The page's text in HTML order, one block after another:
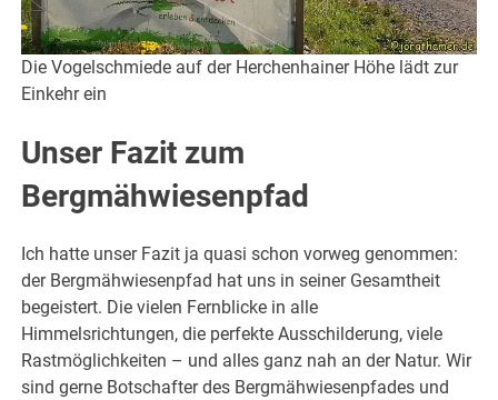
Die Vogelschmiede auf der Herchenhainer Höhe lädt zur
Einkehr ein
Unser Fazit zum
Bergmähwiesenpfad
Ich hatte unser Fazit ja quasi schon vorweg genommen:
der Bergmähwiesenpfad hat uns in seiner Gesamtheit
begeistert. Die vielen Fernblicke in alle
Himmelsrichtungen, die perfekte Ausschilderung, viele
Rastmöglichkeiten – und alles ganz nah an der Natur. Wir
sind gerne Botschafter des Bergmähwiesenpfades und